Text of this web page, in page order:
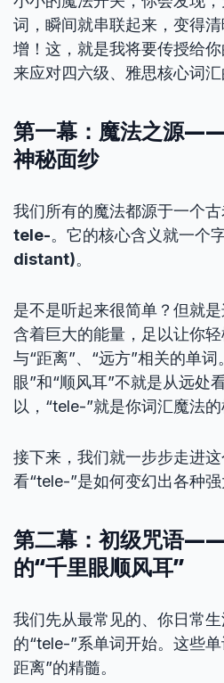
词，瞬间就串联起来，变得
增！这，就是我将要传授给
来应对四六级、雅思核心词汇
第一幕：魔法之源
神秘面纱
我们所有的魔法都源于一个古
tele-。它的核心含义就一
distant)。
是不是听起来很简单？但就
含着巨大的能量，足以让你
与“距离”、“远方”相关的单
眼”和“顺风耳”不就是从远处
以，“tele-”就是你词汇魔法的
接下来，我们就一步步走进
看“tele-”是如何变幻出各种强
第二幕：初级咒语
的“千里眼顺风耳”
我们先从最常见的、你日常
的“tele-”系单词开始。这些
距离”的精髓。